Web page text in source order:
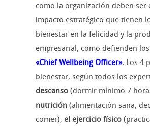
como la organización deben ser
impacto estratégico que tienen
bienestar en la felicidad y la
empresarial, como defienden
«Chief Wellbeing Officer». Los 4
bienestar, según todos los
descanso (dormir mínimo 7
nutrición (alimentación sana,
comer), el ejercicio físico